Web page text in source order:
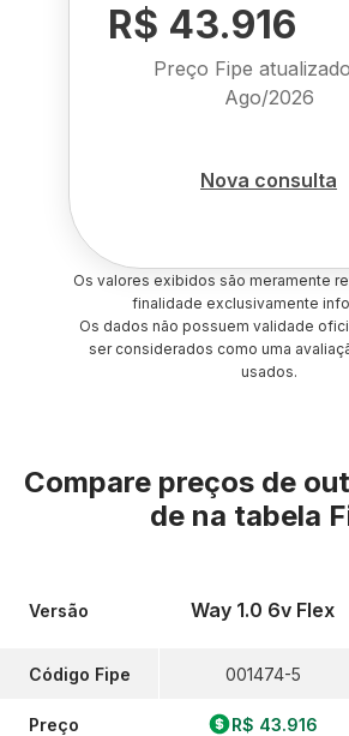
R$ 43.916
Preço Fipe
Ago/2026
Nova consulta
Os valores exibidos são meramente
finalidade exclusivamente
Os dados não possuem validade
ser considerados como uma
usados.
Compare preços de
de na tabela
Versão
Código Fipe
Preço
Way 1.0 6v Flex
001474-5
R$ 43.916